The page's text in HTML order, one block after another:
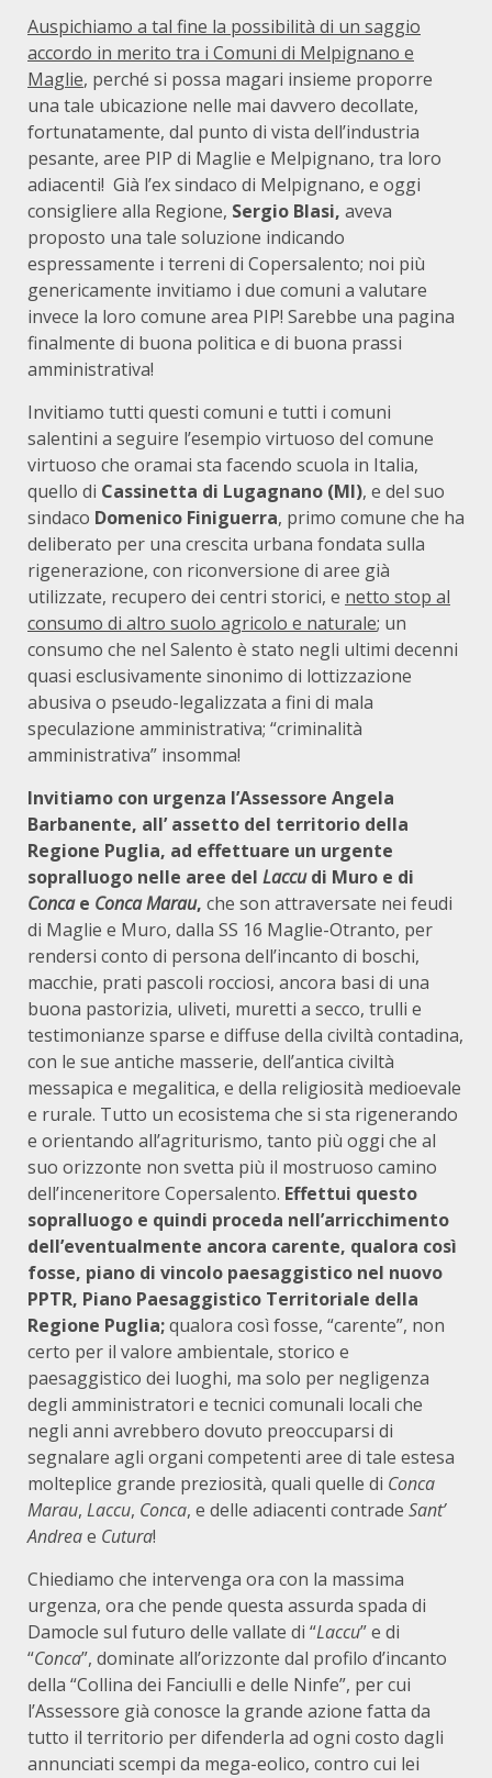
Auspichiamo a tal fine la possibilità di un saggio
accordo in merito tra i Comuni di Melpignano e
Maglie, perché si possa magari insieme proporre
una tale ubicazione nelle mai davvero decollate,
fortunatamente, dal punto di vista dell’industria
pesante, aree PIP di Maglie e Melpignano, tra loro
adiacenti! Già l’ex sindaco di Melpignano, e oggi
consigliere alla Regione, Sergio Blasi, aveva
proposto una tale soluzione indicando
espressamente i terreni di Copersalento; noi più
genericamente invitiamo i due comuni a valutare
invece la loro comune area PIP! Sarebbe una pagina
finalmente di buona politica e di buona prassi
amministrativa!
Invitiamo tutti questi comuni e tutti i comuni
salentini a seguire l’esempio virtuoso del comune
virtuoso che oramai sta facendo scuola in Italia,
quello di Cassinetta di Lugagnano (MI), e del suo
sindaco Domenico Finiguerra, primo comune che ha
deliberato per una crescita urbana fondata sulla
rigenerazione, con riconversione di aree già
utilizzate, recupero dei centri storici, e netto stop al
consumo di altro suolo agricolo e naturale; un
consumo che nel Salento è stato negli ultimi decenni
quasi esclusivamente sinonimo di lottizzazione
abusiva o pseudo-legalizzata a fini di mala
speculazione amministrativa; “criminalità
amministrativa” insomma!
Invitiamo con urgenza l’Assessore Angela
Barbanente, all’ assetto del territorio della
Regione Puglia, ad effettuare un urgente
sopralluogo nelle aree del Laccudi Muro e di
Concae Conca Marau, che son attraversate nei feudi
di Maglie e Muro, dalla SS 16 Maglie-Otranto, per
rendersi conto di persona dell’incanto di boschi,
macchie, prati pascoli rocciosi, ancora basi di una
buona pastorizia, uliveti, muretti a secco, trulli e
testimonianze sparse e diffuse della civiltà contadina,
con le sue antiche masserie, dell’antica civiltà
messapica e megalitica, e della religiosità medioevale
e rurale. Tutto un ecosistema che si sta rigenerando
e orientando all’agriturismo, tanto più oggi che al
suo orizzonte non svetta più il mostruoso camino
dell’inceneritore Copersalento. Effettui questo
sopralluogo e quindi proceda nell’arricchimento
dell’eventualmente ancora carente, qualora così
fosse, piano di vincolo paesaggistico nel nuovo
PPTR, Piano Paesaggistico Territoriale della
Regione Puglia;qualora così fosse, “carente”, non
certo per il valore ambientale, storico e
paesaggistico dei luoghi, ma solo per negligenza
degli amministratori e tecnici comunali locali che
negli anni avrebbero dovuto preoccuparsi di
segnalare agli organi competenti aree di tale estesa
molteplice grande preziosità, quali quelle di Conca
Marau, Laccu, Conca, e delle adiacenti contrade Sant’
Andreae Cutura!
Chiediamo che intervenga ora con la massima
urgenza, ora che pende questa assurda spada di
Damocle sul futuro delle vallate di “Laccu” e di
“Conca”, dominate all’orizzonte dal profilo d’incanto
della “Collina dei Fanciulli e delle Ninfe”, per cui
l’Assessore già conosce la grande azione fatta da
tutto il territorio per difenderla ad ogni costo dagli
annunciati scempi da mega-eolico, contro cui lei